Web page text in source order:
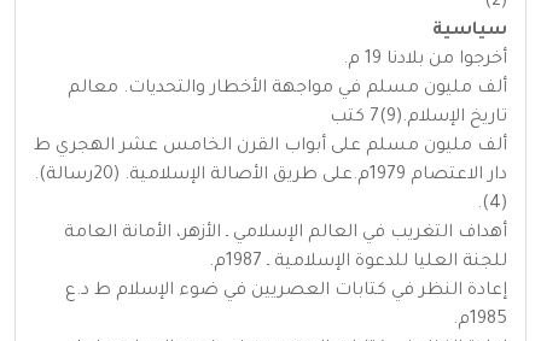
سياسية
أخرجوا من بلادنا 19 م.
ألف مليون مسلم في مواجهة الأخطار والتحديات. معالم
تاريخ الإسلام.(9)7 كتب
ألف مليون مسلم على أبواب القرن الخامس عشر الهجري ط
دار الاعتصام 1979م.على طريق الأصالة الإسلامية. (20رسالة).
(4).
أهداف التغريب في العالم الإسلامي ـ الأزهر، الأمانة العامة
للجنة العليا للدعوة الإسلامية ـ 1987م.
إعادة النظر في كتابات العصريين في ضوء الإسلام ط د.ع
1985م.